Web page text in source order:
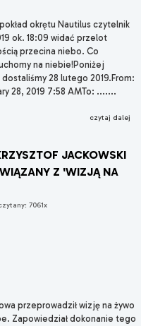
okrętu Nautilus czytelnik
ok. 18:09 widać przelot
przecina niebo. Co
na niebie!Poniżej
28 lutego 2019.From:
28, 2019 7:58 AMTo: .......
czytaj dalej
JACKOWSKI
Z 'WIZJĄ NA
7061x
przeprowadził wizję na żywo
Zapowiedział dokonanie tego